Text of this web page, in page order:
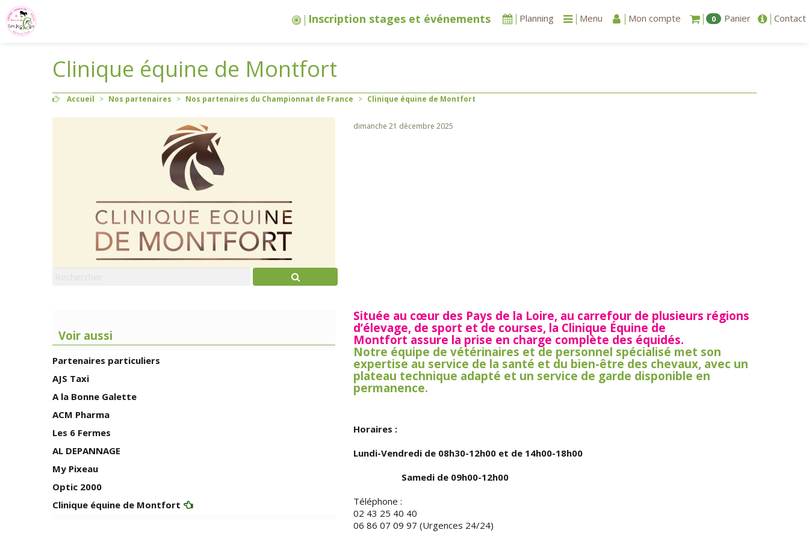
Inscription stages et événements Planning Menu Mon compte 0 Panier Contact
Clinique équine de Montfort
Accueil > Nos partenaires > Nos partenaires du Championnat de France > Clinique équine de Montfort
dimanche 21 décembre 2025
Située au cœur des Pays de la Loire, au carrefour de plusieurs régions
d’élevage, de sport et de courses, la Clinique Équine de
Montfort assure la prise en charge complète des équidés.
Notre équipe de vétérinaires et de personnel spécialisé met son
expertise au service de la santé et du bien-être des chevaux, avec un
plateau technique adapté et un service de garde disponible en
permanence.
Horaires :
Lundi-Vendredi de 08h30-12h00 et de 14h00-18h00
Samedi de 09h00-12h00
Téléphone :
02 43 25 40 40
06 86 07 09 97 (Urgences 24/24)
Voir aussi
Partenaires particuliers
AJS Taxi
A la Bonne Galette
ACM Pharma
Les 6 Fermes
AL DEPANNAGE
My Pixeau
Optic 2000
Clinique équine de Montfort